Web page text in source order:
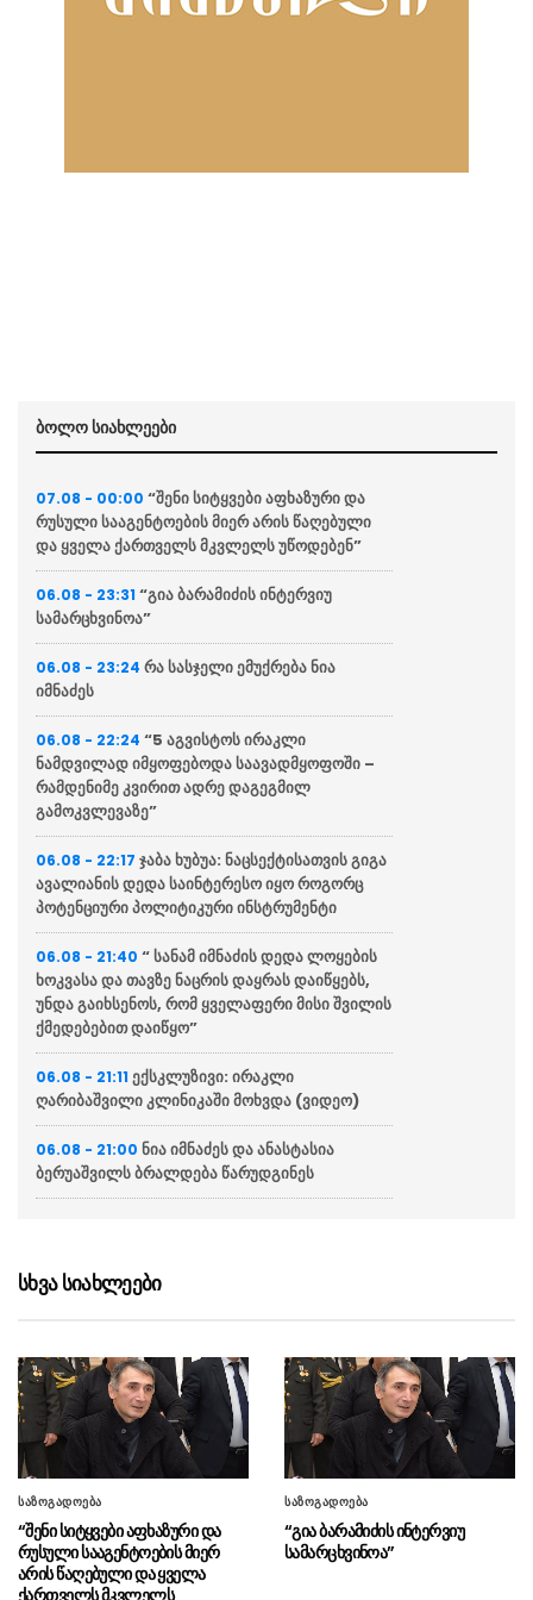
ბოლო სიახლეები
07.08 - 00:00 “შენი სიტყვები აფხაზური და
რუსული სააგენტოების მიერ არის წაღებული
და ყველა ქართველს მკვლელს უწოდებენ”
06.08 - 23:31 “გია ბარამიძის ინტერვიუ
სამარცხვინოა”
06.08 - 23:24 რა სასჯელი ემუქრება ნია
იმნაძეს
06.08 - 22:24 “5 აგვისტოს ირაკლი
ნამდვილად იმყოფებოდა საავადმყოფოში –
რამდენიმე კვირით ადრე დაგეგმილ
გამოკვლევაზე”
06.08 - 22:17 ჯაბა ხუბუა: ნაცსექტისათვის გიგა
ავალიანის დედა საინტერესო იყო როგორც
პოტენციური პოლიტიკური ინსტრუმენტი
06.08 - 21:40 “ სანამ იმნაძის დედა ლოყების
ხოკვასა და თავზე ნაცრის დაყრას დაიწყებს,
უნდა გაიხსენოს, რომ ყველაფერი მისი შვილის
ქმედებებით დაიწყო”
06.08 - 21:11 ექსკლუზივი: ირაკლი
ღარიბაშვილი კლინიკაში მოხვდა (ვიდეო)
06.08 - 21:00 ნია იმნაძეს და ანასტასია
ბერუაშვილს ბრალდება წარუდგინეს
ფლოტის დაახლოებით 80%-ში”
და დროს მოითხოვს
06.08 - 18:23ირაკლი კობახიძემ ბათუმის
საზღვაო ნავსადგურში საკონტეინერო და
სასუქების ტერმინალები დაათვალიერა
(ფოტოები)
06.08 - 18:11პრემიერ-მინისტრმა საზღვაო
აკადემიაში განახლებული სასწავლო და
საწვრთნელი ინფრასტრუქტურა დაათვალიერა
სხვა სიახლეები
საზოგადოება
“შენი სიტყვები აფხაზური და
რუსული სააგენტოების მიერ
არის წაღებული და ყველა
საზოგადოება
“გია ბარამიძის ინტერვიუ
სამარცხვინოა”